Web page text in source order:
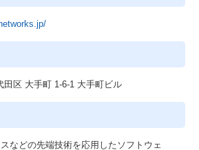
田区 大手町 1-6-1 大手町ビル
などの先端技術を応用したソフトウェ